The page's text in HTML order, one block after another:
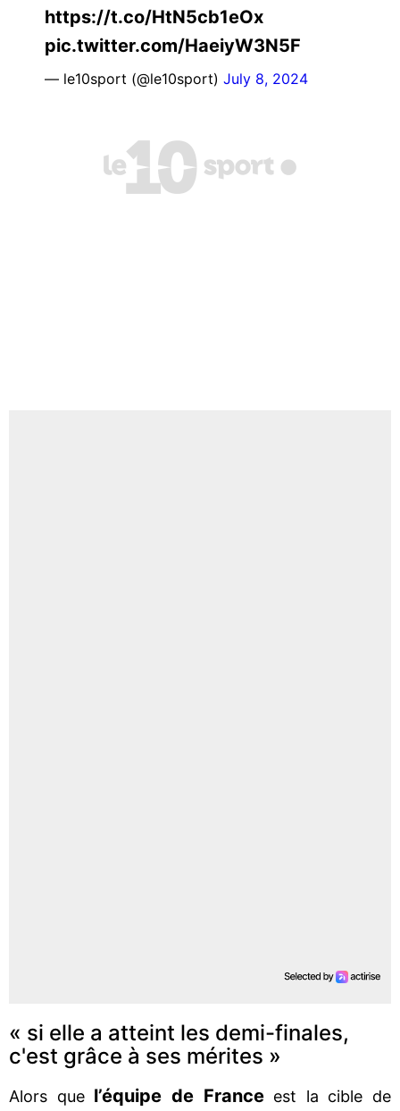
https://t.co/HtN5cb1eOx
pic.twitter.com/HaeiyW3N5F
— le10sport (@le10sport) July 8, 2024
« si elle a atteint les demi-finales,
c'est grâce à ses mérites »
Alors que l’équipe de Franceest la cible de